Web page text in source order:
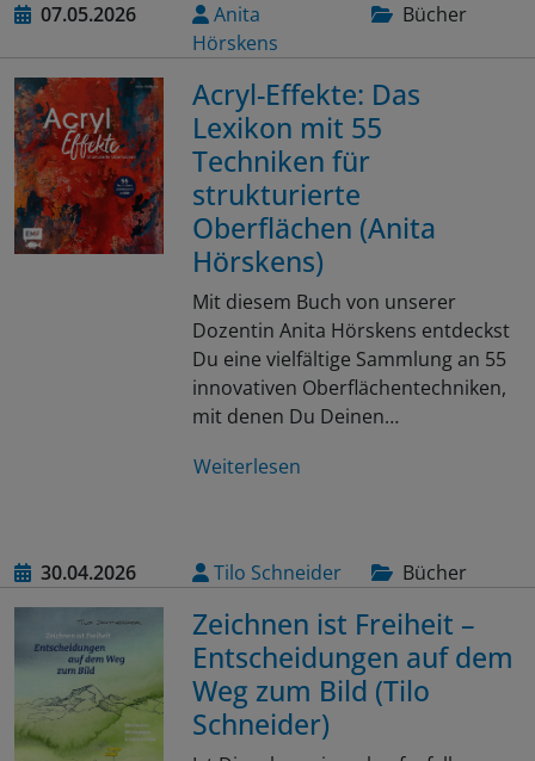
07.05.2026
Anita
Hörskens
Bücher
Acryl-Effekte: Das
Lexikon mit 55
Techniken für
strukturierte
Oberflächen (Anita
Hörskens)
Mit diesem Buch von unserer
Dozentin Anita Hörskens entdeckst
Du eine vielfältige Sammlung an 55
innovativen Oberflächentechniken,
mit denen Du Deinen…
Weiterlesen
30.04.2026 Tilo Schneider Bücher
Zeichnen ist Freiheit –
Entscheidungen auf dem
Weg zum Bild (Tilo
Schneider)